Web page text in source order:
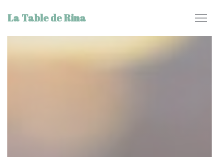
La Table de Rina